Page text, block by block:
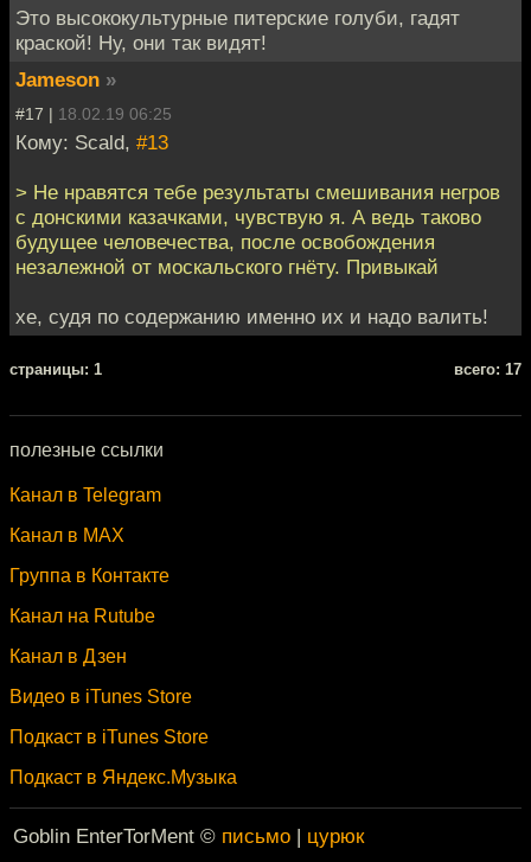
Это высококультурные питерские голуби, гадят
краской! Ну, они так видят!
Jameson »
#17 | 18.02.19 06:25
Кому: Scald, #13
> Не нравятся тебе результаты смешивания негров
с донскими казачками, чувствую я. А ведь таково
будущее человечества, после освобождения
незалежной от москальского гнёту. Привыкай
хе, судя по содержанию именно их и надо валить!
cтраницы: 1 всего: 17
полезные ссылки
Канал в Telegram
Канал в MAX
Группа в Контакте
Канал на Rutube
Канал в Дзен
Видео в iTunes Store
Подкаст в iTunes Store
Подкаст в Яндекс.Музыка
Goblin EnterTorMent © письмо | цурюк